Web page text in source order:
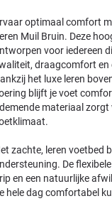
optimaal comfort
Muil Bruin. Deze
voor iedereen
draagcomfort
het luxe leren
blijft je voet
materiaal
zachte, leren voetbed
De
en een natuurlijke
hele dag comfortabel